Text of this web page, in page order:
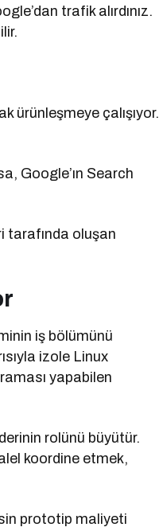
trafik alırdınız.
ürünleşmeye çalışıyor.
Google’ın Search
tarafında oluşan
iş bölümünü
izole Linux
yapabilen
rolünü büyütür.
koordine etmek,
prototip maliyeti